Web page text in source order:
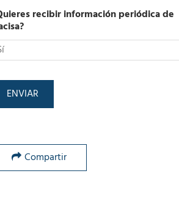
recibir información periódica de
Compartir